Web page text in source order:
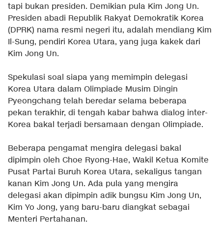
tapi bukan presiden. Demikian pula Kim Jong Un.
Presiden abadi Republik Rakyat Demokratik Korea
(DPRK) nama resmi negeri itu, adalah mendiang Kim
Il-Sung, pendiri Korea Utara, yang juga kakek dari
Kim Jong Un.
Spekulasi soal siapa yang memimpin delegasi
Korea Utara dalam Olimpiade Musim Dingin
Pyeongchang telah beredar selama beberapa
pekan terakhir, di tengah kabar bahwa dialog inter-
Korea bakal terjadi bersamaan dengan Olimpiade.
Beberapa pengamat mengira delegasi bakal
dipimpin oleh Choe Ryong-Hae, Wakil Ketua Komite
Pusat Partai Buruh Korea Utara, sekaligus tangan
kanan Kim Jong Un. Ada pula yang mengira
delegasi akan dipimpin adik bungsu Kim Jong Un,
Kim Yo Jong, yang baru-baru diangkat sebagai
Menteri Pertahanan.